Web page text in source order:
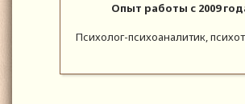
Опыт работы с 2009
Психолог-психоаналитик,